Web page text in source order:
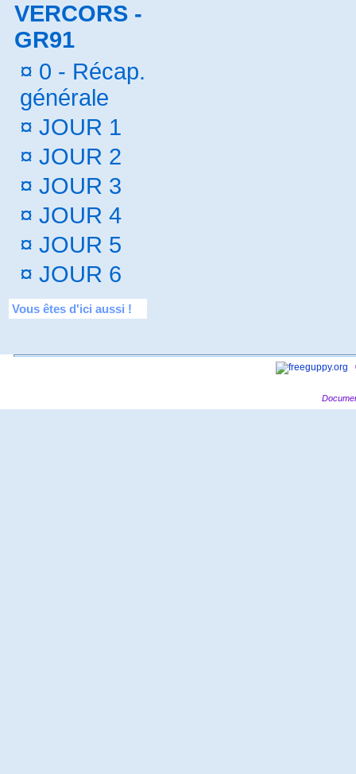
VERCORS -
GR91
¤ 0 - Récap.
générale
¤ JOUR 1
¤ JOUR 2
¤ JOUR 3
¤ JOUR 4
¤ JOUR 5
¤ JOUR 6
Vous êtes d'ici aussi !